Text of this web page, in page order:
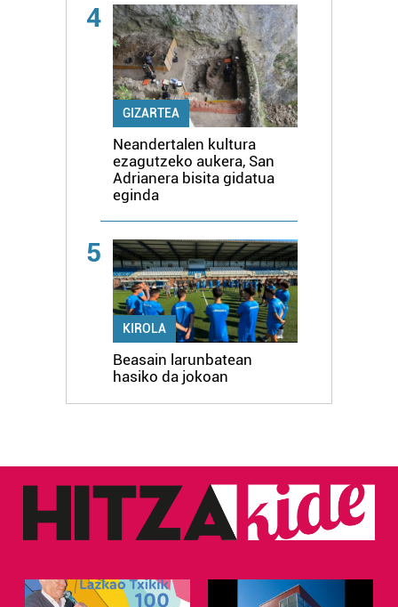
4
GIZARTEA
Neandertalen kultura
ezagutzeko aukera, San
Adrianera bisita gidatua
eginda
5
KIROLA
Beasain larunbatean
hasiko da jokoan